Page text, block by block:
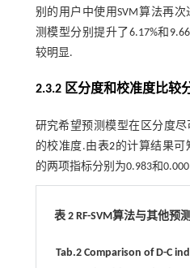
别的用户中使用SVM算法再
测模型分别提升了6.17%和
较明显.
2.3.2 区分度和校准度比较
研究希望预测模型在区分度
的校准度.由 表2 的计算结果可
的两项指标分别为0.983和
表 2 RF-SVM算法与其他预
Tab.2 Comparison of D-C